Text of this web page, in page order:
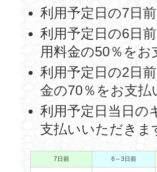
利用予定日の7日
利用予定日の6日
用料金の50％を
利用予定日の2日
金の70％をお支
利用予定日当日の
支払いいただきま
7日前 6～3日前